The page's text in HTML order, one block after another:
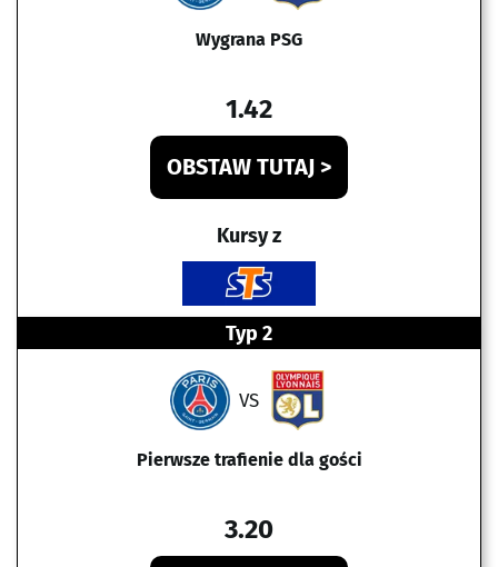
Wygrana PSG
1.42
OBSTAW TUTAJ >
Kursy z
Typ 2
VS
Pierwsze trafienie dla gości
3.20